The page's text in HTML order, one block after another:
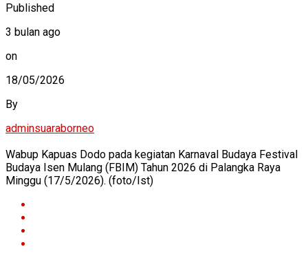
Published
3 bulan ago
on
18/05/2026
By
adminsuaraborneo
Wabup Kapuas Dodo pada kegiatan Karnaval Budaya Festival
Budaya Isen Mulang (FBIM) Tahun 2026 di Palangka Raya
Minggu (17/5/2026). (foto/Ist)